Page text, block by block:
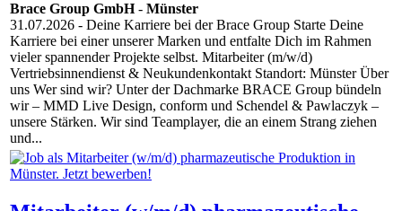
Brace Group GmbH- Münster
31.07.2026 - Deine Karriere bei der Brace Group Starte Deine
Karriere bei einer unserer Marken und entfalte Dich im Rahmen
vieler spannender Projekte selbst. Mitarbeiter (m/w/d)
Vertriebsinnendienst & Neukundenkontakt Standort: Münster Über
uns Wer sind wir? Unter der Dachmarke BRACE Group bündeln
wir – MMD Live Design, conform und Schendel & Pawlaczyk –
unsere Stärken. Wir sind Teamplayer, die an einem Strang ziehen
und...